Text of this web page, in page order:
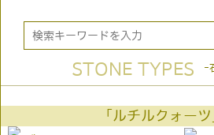
STONE TYPES -
「ルチルクォー